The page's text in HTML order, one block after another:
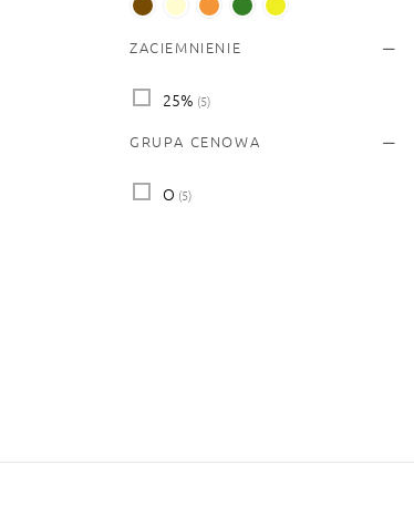
ZACIEMNIENIE
25% (5)
GRUPA CENOWA
O (5)